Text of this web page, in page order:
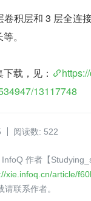
卷积层和 3 层全连
。
载，见：
13117748
阅读数: 522
作者【
xie.infoq.cn/article/
请联系作者。